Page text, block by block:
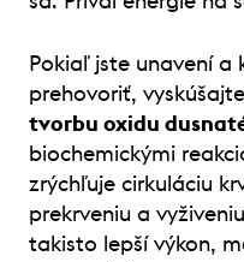
Pokiaľ jste unavení a
prehovoriť, vyskúšajte
tvorbu oxidu
biochemickými
zrýchľuje cirkuláciu
prekrveniu a
takisto lepší výkon,